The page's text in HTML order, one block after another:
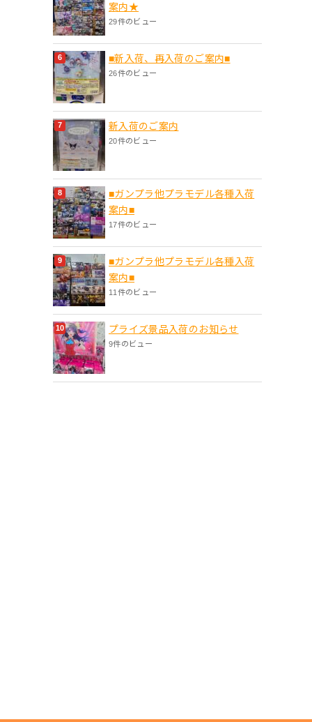
案内★
29件のビュー
■新入荷、再入荷のご案内■
26件のビュー
新入荷のご案内
20件のビュー
■ガンプラ他プラモデル各種入荷
案内■
17件のビュー
■ガンプラ他プラモデル各種入荷
案内■
11件のビュー
プライズ景品入荷のお知らせ
9件のビュー